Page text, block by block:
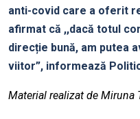
anti-covid care a oferit
afirmat că ,,dacă totul
direcție bună, am putea
viitor”, informează
Material realizat de Miruna